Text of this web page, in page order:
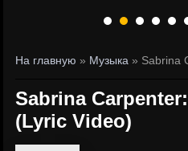
На главную » Музыка » Sabrina
Sabrina
(Lyric Video)